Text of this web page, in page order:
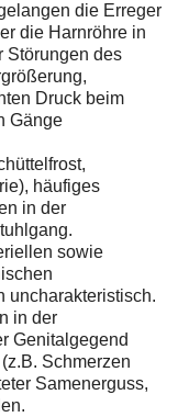
die Erreger
die Harnröhre in
Störungen des
Druck beim
Gänge
häufiges
in der
sowie
uncharakteristisch.
in der
Genitalgegend
Schmerzen
Samenerguss,